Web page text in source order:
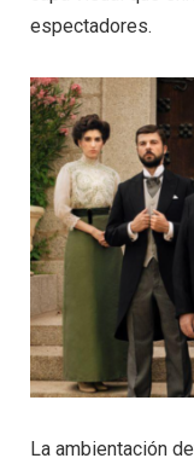
espectadores.
La ambientación